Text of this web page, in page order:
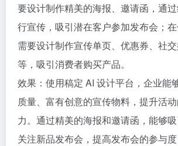
要设计制作精美的海报、邀请函，通
行宣传，吸引潜在客户参加发布会；在
需要设计制作宣传单页、优惠券、社
等，吸引消费者购买产品。
效果：使用稿定 AI 设计平台，企业能
质量、富有创意的宣传物料，提升活
力。通过精美的海报和邀请函，能够
关注新品发布会，提高发布会的参与